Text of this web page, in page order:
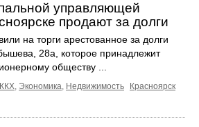
управляющей
продают за долги
на торги арестованное за долги
28а, которое принадлежит
обществу ...
, Экономика, Недвижимость
Красноярск